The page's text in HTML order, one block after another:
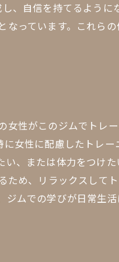
、自信を持てるように
っています。これら
性がこのジムでトレ
女性に配慮したトレ
、または体力をつけ
め、リラックスして
ムでの学びが日常生